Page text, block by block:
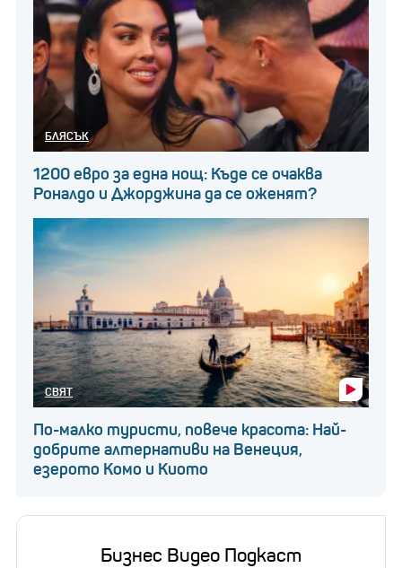
БЛЯСЪК
1200 евро за една нощ: Къде се очаква
Роналдо и Джорджина да се оженят?
СВЯТ
По-малко туристи, повече красота: Най-
добрите алтернативи на Венеция,
езерото Комо и Киото
Бизнес Видео Подкаст